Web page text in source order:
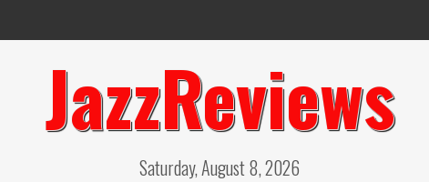
JazzReviews
Saturday, August 8, 2026